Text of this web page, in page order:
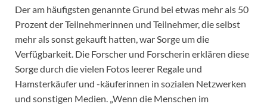
Der am häufigsten genannte Grund bei etwas mehr als 50
Prozent der Teilnehmerinnen und Teilnehmer, die selbst
mehr als sonst gekauft hatten, war Sorge um die
Verfügbarkeit. Die Forscher und Forscherin erklären diese
Sorge durch die vielen Fotos leerer Regale und
Hamsterkäufer und -käuferinnen in sozialen Netzwerken
und sonstigen Medien. „Wenn die Menschen im